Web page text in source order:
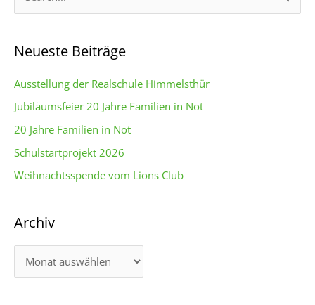
h
n
n
a
c
h
Neueste Beiträge
Ausstellung der Realschule Himmelsthür
Jubiläumsfeier 20 Jahre Familien in Not
20 Jahre Familien in Not
Schulstartprojekt 2026
Weihnachtsspende vom Lions Club
Archiv
r